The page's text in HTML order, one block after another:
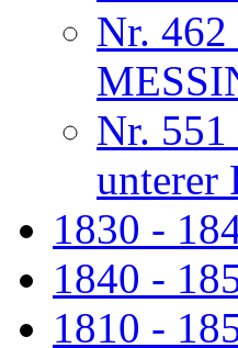
Nr.
Nr.
unterer
1830 -
1840 -
1810 -